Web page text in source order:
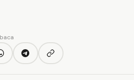
TelegramCopy link